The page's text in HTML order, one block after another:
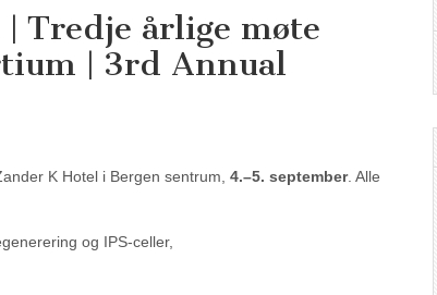
Tredje årlige møte
| 3rd Annual
K Hotel i Bergen sentrum, 4.–5. september. Alle
og IPS-celler,